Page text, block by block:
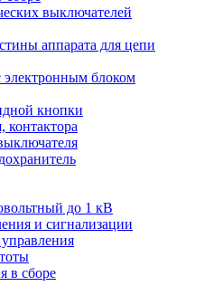
выключателей
аппарата для цепи
блоком
кнопки
контактора
до 1 кВ
и сигнализации
в сборе